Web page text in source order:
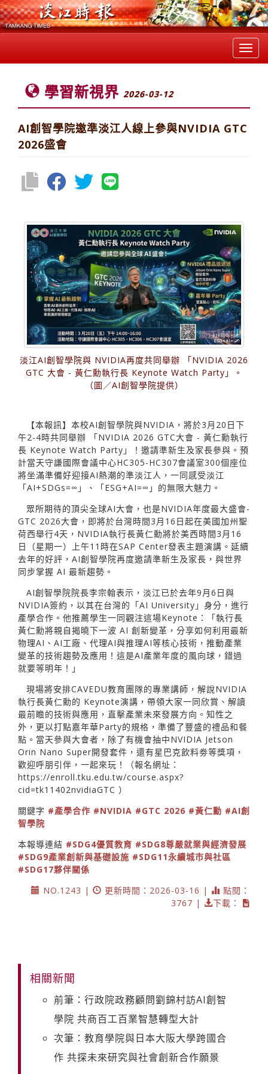
學習新視界 2026-03-12
AI創智學院邀準淡江人線上參與NVIDIA GTC
2026盛會
淡江AI創智學院與 NVIDIA再度共同舉辦 「NVIDIA 2026
GTC 大會 - 黃仁勳執行長 Keynote Watch Party」。
（圖／AI創智學院提供）
【本報訊】本校AI創智學院與NVIDIA，將於3月20日下
午2-4時共同舉辦 「NVIDIA 2026 GTC大會 - 黃仁勳執行
長 Keynote Watch Party」！邀請準新生及家長參與。預
計當天守謙國際會議中心HC305-HC307會議室300個座位
將坐滿準備好迎接AI熱潮的準淡江人，一同感受淡江
「AI+SDGs=∞」、「ESG+AI=∞」的無限大魅力。
眾所期待的頂尖全球AI大會，也是NVIDIA年度最大盛會-
GTC 2026大會，即將於台灣時間3月16日起在美國加州聖
荷西舉行4天，NVIDIA執行長黃仁勳將於美西時間3月16
日（星期一）上午11時在SAP Center發表主題演講。延續
去年的好評，AI創智學院再度邀請準新生及家長，與世界
同步掌握 AI 最新趨勢。
AI創智學院院長李宗翰表示，淡江已於去年9月6日與
NVIDIA簽約，以其在台灣的「AI University」身分，進行
產學合作。他推薦學生一同觀注這場Keynote：「執行長
黃仁勳將親自揭曉下一波 AI 創新變革，分享如何利用最新
物理AI、AI工廠、代理AI與推理AI等核心技術，推動產業
變革的技術趨勢及應用！這是AI產業年度的風向球，錯過
就要等明年！」
現場將安排CAVEDU教育團隊的專業講師，解說NVIDIA
執行長黃仁勳的 Keynote演講，帶領大家一同欣賞、解讀
最前瞻的技術與應用，直擊產業未來發展方向。知性之
外，更以打點嘉年華Party的規格，準備了豐盛的禮品和餐
點。當天參與大會者，除了有機會抽中NVIDIA Jetson
Orin Nano Super開發套件，還有星巴克飲料劵等獎項，
歡迎呼朋引伴，一起來玩！（報名網址：
https://enroll.tku.edu.tw/course.aspx?
cid=tk11402nvidiaGTC ）
關鍵字 #產學合作 #NVIDIA #GTC 2026 #黃仁勳 #AI創
智學院
本報導連結 #SDG4優質教育 #SDG8尊嚴就業與經濟發展
#SDG9產業創新與基礎設施 #SDG11永續城市與社區
#SDG17夥伴關係
NO.1243 |
更新時間：2026-03-16 |
點閱：
3767 |
下載：
相關新聞
前筆：行政院政務顧問劉錦村訪AI創智
學院 共商百工百業智慧轉型大計
次筆：教育學院與日本大阪大學跨國合
作 共探未來研究與社會創新合作願景